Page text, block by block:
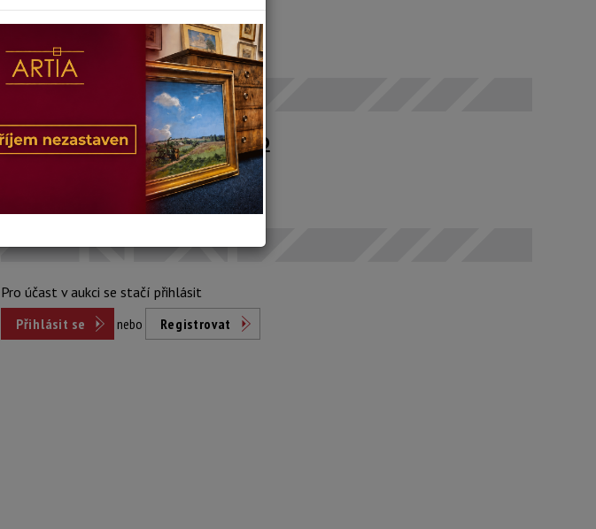
Stav: dobrý
Konec dražby:06.10.2021 21:13 SELČ
Dosažená cena:Dostupné po
Vyvolávací cena: 2 500 Kč
Pro účast v aukci se stačí přihlásit
Přihlásit se
nebo Registrovat